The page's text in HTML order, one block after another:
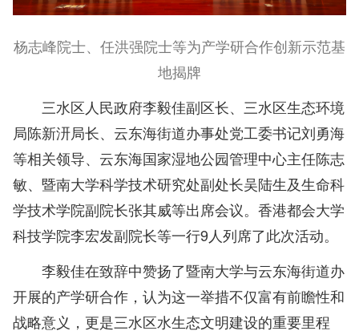
杨志峰院士、任洪强院士等为产学研合作创新示范基
地揭牌
三水区人民政府李毅佳副区长、三水区生态环境
局陈新汧局长、云东海街道办事处党工委书记刘勇海
等相关领导、云东海国家湿地公园管理中心主任陈志
敏、暨南大学科学技术研究处副处长吴陆生及生命科
学技术学院副院长张其威等出席会议。香港都会大学
科技学院李宏发副院长等一行9人列席了此次活动。
李毅佳在致辞中赞扬了暨南大学与云东海街道办
开展的产学研合作，认为这一举措不仅富有前瞻性和
战略意义，更是三水区水生态文明建设的重要里程